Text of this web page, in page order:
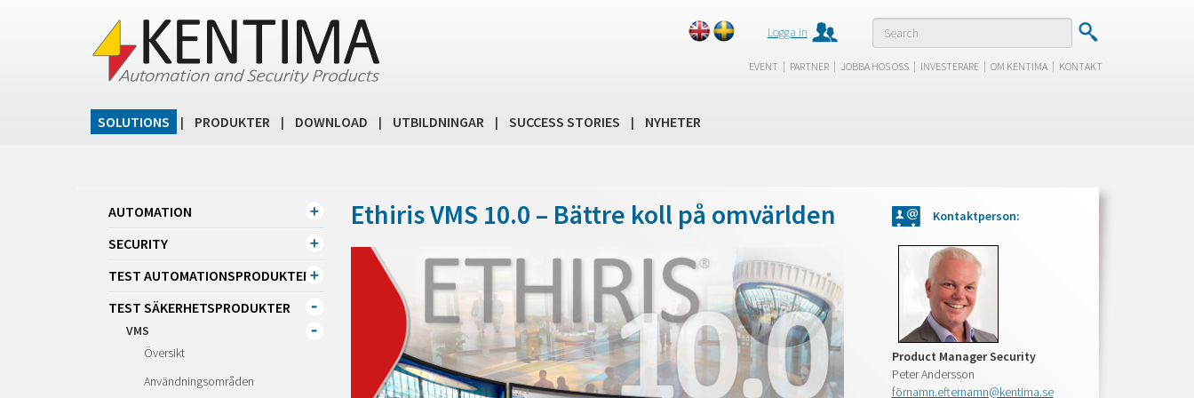
Logga in
EVENT | PARTNER | JOBBA HOS OSS | INVESTERARE | OM KENTIMA | KONTAKT
SOLUTIONS | PRODUKTER | DOWNLOAD | UTBILDNINGAR | SUCCESS STORIES | NYHETER
AUTOMATION
SECURITY
TEST AUTOMATIONSPRODUKTER
TEST SÄKERHETSPRODUKTER
VMS
Översikt
Användningsområden
Ethiris VMS 10.0 – Bättre koll på omvärlden Kontaktperson:
Product Manager Security
Peter Andersson
förnamn.efternamn@kentima.se